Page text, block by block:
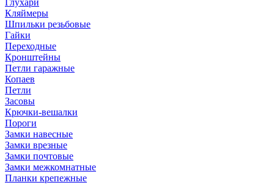
Глухари
Кляймеры
Шпильки резьбовые
Гайки
Переходные
Кронштейны
Петли гаражные
Копаев
Петли
Засовы
Крючки-вешалки
Пороги
Замки навесные
Замки врезные
Замки почтовые
Замки межкомнатные
Планки крепежные